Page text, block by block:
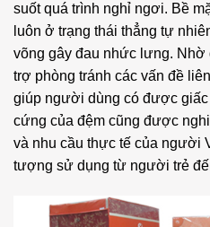
suốt quá trình nghỉ ngơi. Bề
luôn ở trạng thái thẳng tự
võng gây đau nhức lưng. Nhờ
trợ phòng tránh các vấn đề
giúp người dùng có được
cứng của đệm cũng được
và nhu cầu thực tế của người
tượng sử dụng từ người trẻ